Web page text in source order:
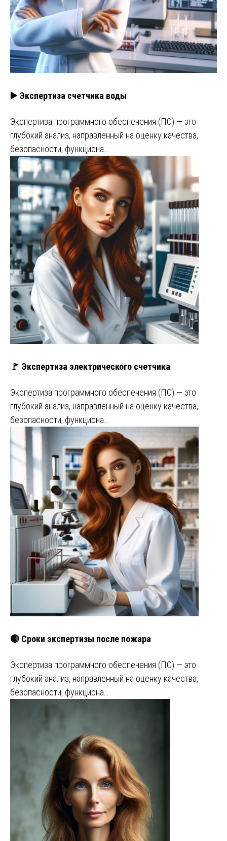
▶️ Экспертиза счетчика воды
Экспертиза программного обеспечения (ПО) — это
глубокий анализ, направленный на оценку качества,
безопасности, функциона…
🚩 Экспертиза электрического счетчика
Экспертиза программного обеспечения (ПО) — это
глубокий анализ, направленный на оценку качества,
безопасности, функциона…
🔴 Сроки экспертизы после пожара
Экспертиза программного обеспечения (ПО) — это
глубокий анализ, направленный на оценку качества,
безопасности, функциона…